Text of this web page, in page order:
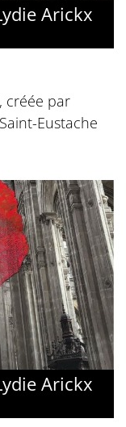
Arickx
créée par
Eustache
Arickx